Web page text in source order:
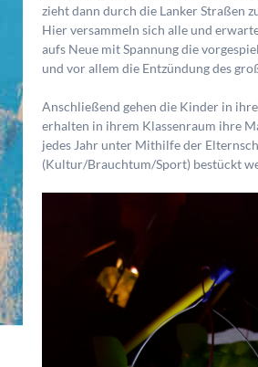
zieht dann durch die Lanker Straßen
Hier versammeln sich alle und
aufs Neue mit Spannung die
und vor allem die Entzündung des
Anschließend gehen die Kinder in
erhalten in ihrem Klassenraum ihre
jedes Jahr unter Mithilfe der
(Kultur/Brauchtum/Sport) bestückt